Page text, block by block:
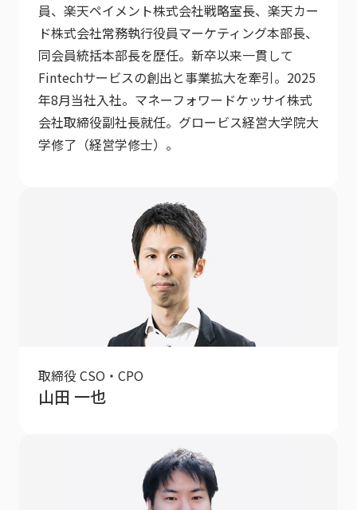
員、楽天ペイメント株式会社戦略室⻑、楽天カー
ド株式会社常務執行役員マーケティング本部長、
同会員統括本部長を歴任。新卒以来一貫して
Fintechサービスの創出と事業拡大を牽引。2025
年8月当社入社。マネーフォワードケッサイ株式
会社取締役副社長就任。グロービス経営大学院大
学修了（経営学修士）。
取締役 CSO・CPO
山田 一也